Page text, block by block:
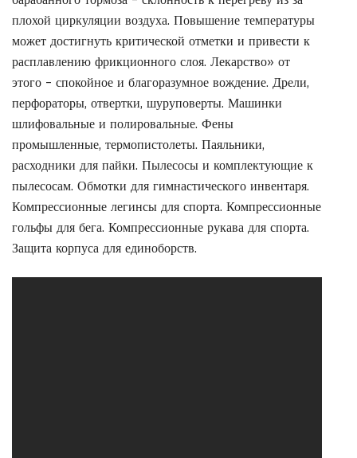
плохой циркуляции воздуха. Повышение температуры
может достигнуть критической отметки и привести к
расплавлению фрикционного слоя. Лекарство» от
этого – спокойное и благоразумное вождение. Дрели,
перфораторы, отвертки, шуруповерты. Машинки
шлифовальные и полировальные. Фены
промышленные, термопистолеты. Паяльники,
расходники для пайки. Пылесосы и комплектующие к
пылесосам. Обмотки для гимнастического инвентаря.
Компрессионные легинсы для спорта. Компрессионные
гольфы для бега. Компрессионные рукава для спорта.
Защита корпуса для единоборств.